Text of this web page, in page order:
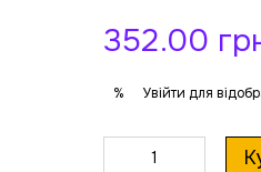
352.00
% Увійти для